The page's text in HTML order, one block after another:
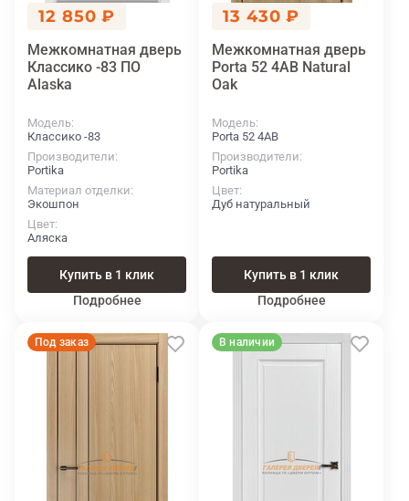
12 850 ₽
Межкомнатная дверь
Классико -83 ПО
Alaska
Модель
Классико -83
Производители
Portika
Материал отделки
Экошпон
Цвет
Аляска
Купить в 1 клик
Подробнее
13 430 ₽
Межкомнатная дверь
Porta 52 4AВ Natural
Oak
Модель
Porta 52 4AВ
Производители
Portika
Цвет
Дуб натуральный
Купить в 1 клик
Подробнее
Под заказ В наличии